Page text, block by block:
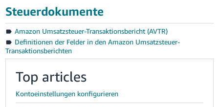
Steuerdokumente
Amazon Umsatzsteuer-Transaktionsbericht (AVTR)
Definitionen der Felder in den Amazon Umsatzsteuer-
Transaktionsberichten
Top articles
Kontoeinstellungen konfigurieren